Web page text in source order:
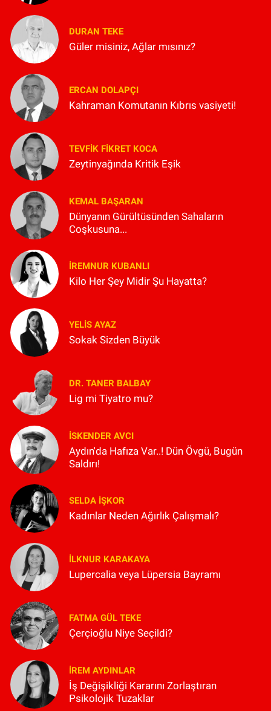
DURAN TEKE
Güler misiniz, Ağlar mısınız?
ERCAN DOLAPÇI
Kahraman Komutanın Kıbrıs vasiyeti!
TEVFIK FIKRET KOCA
Zeytinyağında Kritik Eşik
KEMAL BAŞARAN
Dünyanın Gürültüsünden Sahaların
Coşkusuna...
İREMNUR KUBANLI
Kilo Her Şey Midir Şu Hayatta?
YELIS AYAZ
Sokak Sizden Büyük
DR. TANER BALBAY
Lig mi Tiyatro mu?
İSKENDER AVCI
Aydın'da Hafıza Var..! Dün Övgü, Bugün
Saldırı!
SELDA İŞKOR
Kadınlar Neden Ağırlık Çalışmalı?
İLKNUR KARAKAYA
Lupercalia veya Lüpersia Bayramı
FATMA GÜL TEKE
Çerçioğlu Niye Seçildi?
İREM AYDINLAR
İş Değişikliği Kararını Zorlaştıran
Psikolojik Tuzaklar